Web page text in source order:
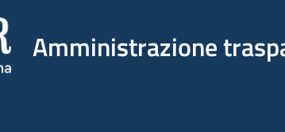
Amministrazione